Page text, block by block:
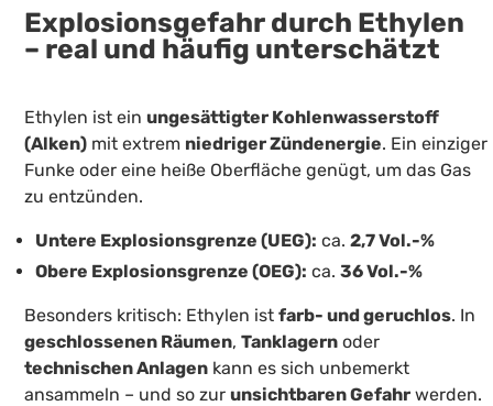
Explosionsgefahr durch Ethylen
– real und häufig unterschätzt
Ethylen ist einungesättigter Kohlenwasserstoff
(Alken) mit extrem niedriger Zündenergie. Ein einziger
Funke oder eine heiße Oberfläche genügt, um das Gas
zu entzünden.
Untere Explosionsgrenze (UEG): ca. 2,7 Vol.-%
Obere Explosionsgrenze (OEG): ca. 36 Vol.-%
Besonders kritisch: Ethylen istfarb- und geruchlos. In
geschlossenen Räumen,Tanklagern oder
technischen Anlagen kann es sich unbemerkt
ansammeln – und so zurunsichtbaren Gefahr werden.